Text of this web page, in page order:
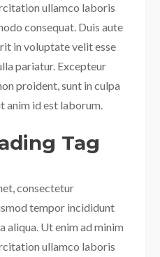
ullamco laboris
consequat. Duis aute
in voluptate velit esse
pariatur. Excepteur
proident, sunt in culpa
anim id est laborum.
Tag
consectetur
tempor incididunt
aliqua. Ut enim ad minim
ullamco laboris